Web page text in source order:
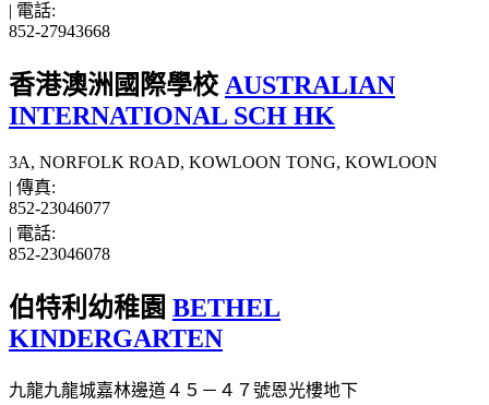
| 電話:
852-27943668
香港澳洲國際學校 AUSTRALIAN
INTERNATIONAL SCH HK
3A, NORFOLK ROAD, KOWLOON TONG, KOWLOON
| 傳真:
852-23046077
| 電話:
852-23046078
伯特利幼稚園 BETHEL
KINDERGARTEN
九龍九龍城嘉林邊道４５－４７號恩光樓地下